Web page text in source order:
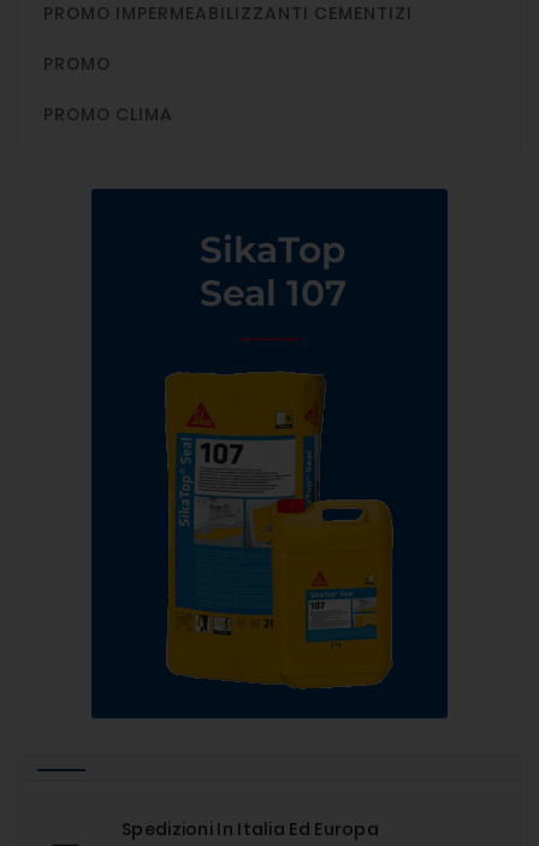
PROMO IMPERMEABILIZZANTI CEMENTIZI
PROMO
PROMO CLIMA
Spedizioni In Italia Ed Europa